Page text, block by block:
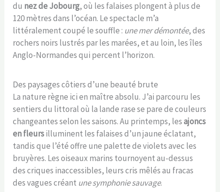
du nez de Jobourg, où les falaises plongent à plus de
120 mètres dans l’océan. Le spectacle m’a
littéralement coupé le souffle : une mer démontée, des
rochers noirs lustrés par les marées, et au loin, les îles
Anglo-Normandes qui percent l’horizon.
Des paysages côtiers d’une beauté brute
La nature règne ici en maître absolu. J’ai parcouru les
sentiers du littoral où la lande rase se pare de couleurs
changeantes selon les saisons. Au printemps, lesajoncs
en fleursilluminent les falaises d’un jaune éclatant,
tandis que l’été offre une palette de violets avec les
bruyères. Les oiseaux marins tournoyent au-dessus
des criques inaccessibles, leurs cris mêlés au fracas
des vagues créant une symphonie sauvage.